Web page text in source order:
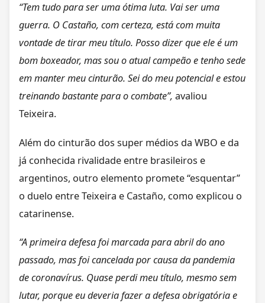
“Tem tudo para ser uma ótima luta. Vai ser uma
guerra. O Castaño, com certeza, está com muita
vontade de tirar meu título. Posso dizer que ele é um
bom boxeador, mas sou o atual campeão e tenho sede
em manter meu cinturão. Sei do meu potencial e estou
treinando bastante para o combate”, avaliou
Teixeira.
Além do cinturão dos super médios da WBO e da
já conhecida rivalidade entre brasileiros e
argentinos, outro elemento promete “esquentar”
o duelo entre Teixeira e Castaño, como explicou o
catarinense.
“A primeira defesa foi marcada para abril do ano
passado, mas foi cancelada por causa da pandemia
de coronavírus. Quase perdi meu título, mesmo sem
lutar, porque eu deveria fazer a defesa obrigatória e